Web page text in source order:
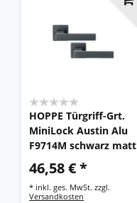
HOPPE Türgriff-Grt.
MiniLock Austin Alu
F9714M schwarz matt
46,58 € *
* inkl. ges. MwSt. zzgl.
Versandkosten